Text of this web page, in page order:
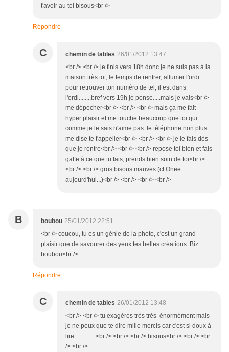
t'avoir au tel bisous<br />
Répondre
C chemin de tables 26/01/2012 13:47
<br /> <br /> je finis vers 18h donc je ne suis pas à la
maison très tot, le temps de rentrer, allumer l'ordi
pour retrouver ton numéro de tel, il est dans
l'ordi........bref vers 19h je pense.....mais je vais<br />
me dépecher<br /> <br /> <br /> mais ça me fait
hyper plaisir et me touche beaucoup que toi qui
comme je le sais n'aime pas le téléphone non plus
me dise te t'appeller<br /> <br /> <br /> je le fais dès
que je rentre<br /> <br /> <br /> repose toi bien et fais
gaffe à ce que tu fais, prends bien soin de toi<br />
<br /> <br /> gros bisous mauves (cf Onee
aujourd'hui...)<br /> <br /> <br /> <br />
B boubou 25/01/2012 22:51
<br /> coucou, tu es un génie de la photo, c'est un grand
plaisir que de savourer des yeux tes belles créations. Biz
boubou<br />
Répondre
C chemin de tables 26/01/2012 13:48
<br /> <br /> tu exagères très très énormément mais
je ne peux que te dire mille mercis car c'est si doux à
lire..............<br /> <br /> <br /> bisous<br /> <br /> <br
/> <br />